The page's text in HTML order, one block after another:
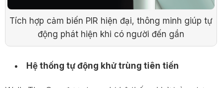
Tích hợp cảm biến PIR hiện đại, thông minh giúp tự
động phát hiện khi có người đến gần
Hệ thống tự động khử trùng tiên tiến